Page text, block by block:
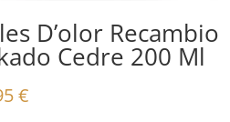
D’olor Recambio
Cedre 200 Ml
€